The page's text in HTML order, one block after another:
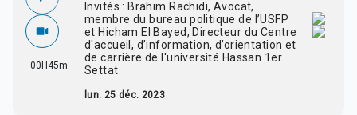
00H45m
Invités : Brahim Rachidi, Avocat,
membre du bureau politique de l’USFP
et Hicham El Bayed, Directeur du Centre
d'accueil, d’information, d’orientation et
de carrière de l'université Hassan 1er
Settat
lun. 25 déc. 2023